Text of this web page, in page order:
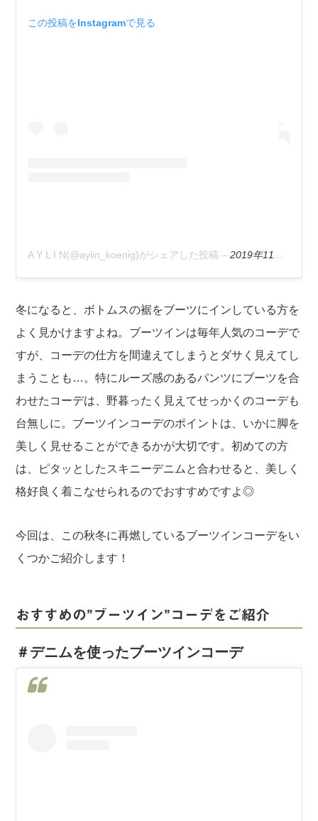
この投稿をInstagramで見る
A Y L I N(@aylin_koenig)がシェアした投稿 –2019年11月月19日午後12時19分PST
冬になると、ボトムスの裾をブーツにインしている方を
よく見かけますよね。ブーツインは毎年人気のコーデで
すが、コーデの仕方を間違えてしまうとダサく見えてし
まうことも…。特にルーズ感のあるパンツにブーツを合
わせたコーデは、野暮ったく見えてせっかくのコーデも
台無しに。ブーツインコーデのポイントは、いかに脚を
美しく見せることができるかが大切です。初めての方
は、ピタッとしたスキニーデニムと合わせると、美しく
格好良く着こなせられるのでおすすめですよ◎
今回は、この秋冬に再燃しているブーツインコーデをい
くつかご紹介します！
おすすめの”ブーツイン”コーデをご紹介
＃デニムを使ったブーツインコーデ